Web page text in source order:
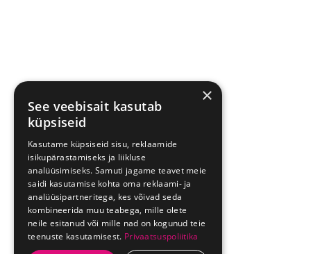
×
See veebisait kasutab
küpsiseid
Kasutame küpsiseid sisu, reklaamide
isikupärastamiseks ja liikluse
analüüsimiseks. Samuti jagame teavet meie
saidi kasutamise kohta oma reklaami- ja
analüüsipartneritega, kes võivad seda
kombineerida muu teabega, mille olete
neile esitanud või mille nad on kogunud teie
teenuste kasutamisest. Privaatsuspoliitika